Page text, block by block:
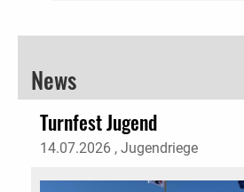
News
Turnfest Jugend
14.07.2026 , Jugendriege